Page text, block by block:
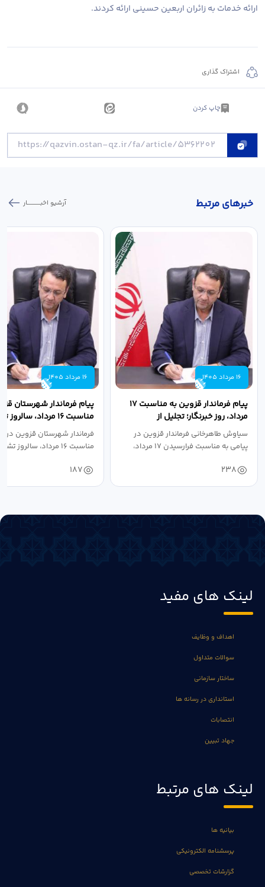
ارائه خدمات به زائران اربعین حسینی ارائه کردند.
اشتراک گذاری
چاپ کردن
خبر‌های مرتبط آرشیو اخبـــــــــــار
16 مرداد 1405
پیام فرماندار قزوین به مناسبت ۱۷
مرداد، روز خبرنگار؛ تجلیل از
طلایه‌داران...
سیاوش طاهرخانی فرماندار قزوین در
پیامی به مناسبت فرارسیدن ۱۷ مرداد،
238
16 مرداد 1405
پیام فرماندار شهرستان
مناسبت ۱۶ مرداد،
جهاد دانشگاهی
فرماندار شهرستان قزوین در
مناسبت ۱۶ مرداد، سالروز تشکیل جهاد...
187
لینک های مفید
اهداف و وظایف
سوالات متداول
ساختار سازمانی
استانداری در رسانه ها
انتصابات
جهاد تبیین
لینک های مرتبط
بیانیه ها
پرسشنامه الکترونیکی
گزارشات تخصصی